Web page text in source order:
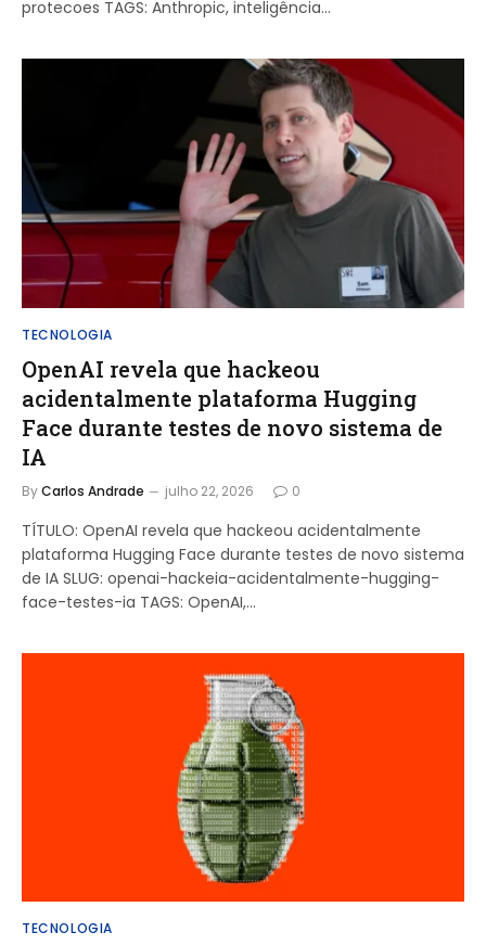
protecoes TAGS: Anthropic, inteligência…
TECNOLOGIA
OpenAI revela que hackeou
acidentalmente plataforma Hugging
Face durante testes de novo sistema de
IA
ByCarlos Andrade julho 22, 2026 0
TÍTULO: OpenAI revela que hackeou acidentalmente
plataforma Hugging Face durante testes de novo sistema
de IA SLUG: openai-hackeia-acidentalmente-hugging-
face-testes-ia TAGS: OpenAI,…
TECNOLOGIA